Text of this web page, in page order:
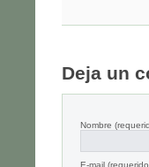
Deja un
Nombre
E-mail